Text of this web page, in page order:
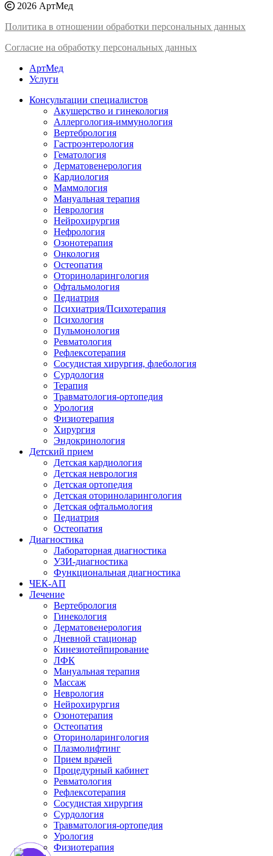
2026 АртМед
Политика в отношении обработки персональных данных
Согласие на обработку персональных данных
АртМед
Услуги
Консультации специалистов
Акушерство и гинекология
Аллергология-иммунология
Вертебрология
Гастроэнтерология
Гематология
Дерматовенерология
Кардиология
Маммология
Мануальная терапия
Неврология
Нейрохирургия
Нефрология
Озонотерапия
Онкология
Остеопатия
Оториноларингология
Офтальмология
Педиатрия
Психиатрия/Психотерапия
Психология
Пульмонология
Ревматология
Рефлексотерапия
Сосудистая хирургия, флебология
Сурдология
Терапия
Травматология-ортопедия
Урология
Физиотерапия
Хирургия
Эндокринология
Детский прием
Детская кардиология
Детская неврология
Детская ортопедия
Детская оториноларингология
Детская офтальмология
Педиатрия
Остеопатия
Диагностика
Лабораторная диагностика
УЗИ-диагностика
Функциональная диагностика
ЧЕК-АП
Лечение
Вертебрология
Гинекология
Дерматовенерология
Дневной стационар
Кинезиотейпирование
ЛФК
Мануальная терапия
Массаж
Неврология
Нейрохирургия
Озонотерапия
Остеопатия
Оториноларингология
Плазмолифтинг
Прием врачей
Процедурный кабинет
Ревматология
Рефлексотерапия
Сосудистая хирургия
Сурдология
Травматология-ортопедия
Урология
Физиотерапия